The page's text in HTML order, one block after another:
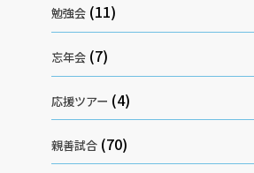
勉強会 (11)
忘年会 (7)
応援ツアー (4)
親善試合 (70)